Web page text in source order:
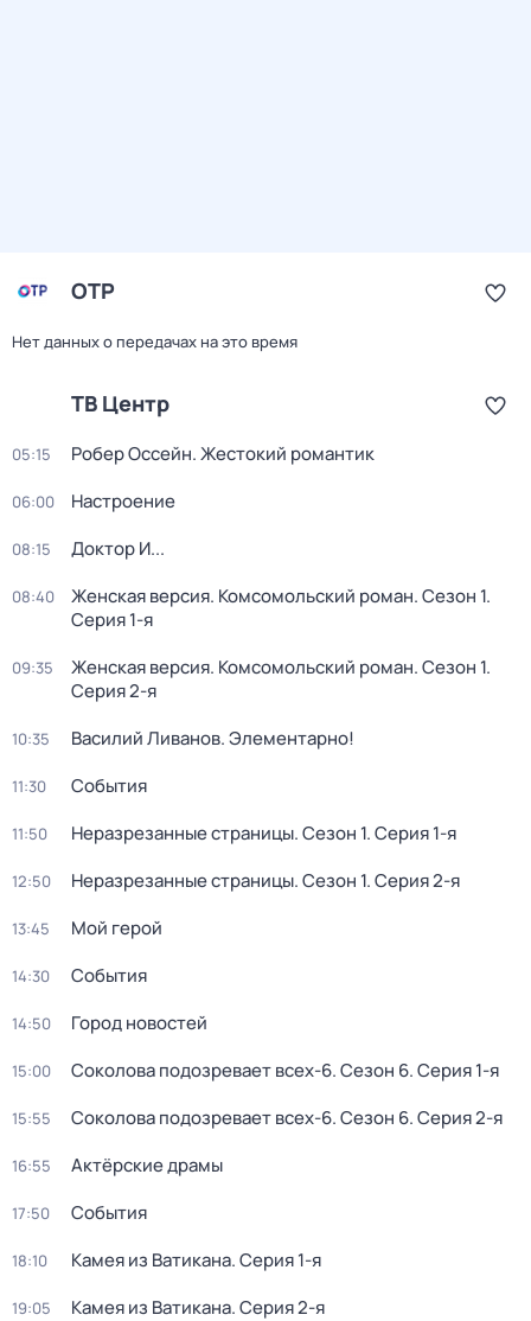
ОТР
Нет данных о передачах на это время
ТВ Центр
05:15 Робер Оссейн. Жестокий романтик
06:00 Настроение
08:15 Доктор И...
08:40 Женская версия. Комсомольский роман. Сезон 1.
Серия 1-я
09:35 Женская версия. Комсомольский роман. Сезон 1.
Серия 2-я
10:35 Василий Ливанов. Элементарно!
11:30 События
11:50 Неразрезанные страницы. Сезон 1. Серия 1-я
12:50 Неразрезанные страницы. Сезон 1. Серия 2-я
13:45 Мой герой
14:30 События
14:50 Город новостей
15:00 Соколова подозревает всех-6. Сезон 6. Серия 1-я
15:55 Соколова подозревает всех-6. Сезон 6. Серия 2-я
16:55 Актёрские драмы
17:50 События
18:10 Камея из Ватикана. Серия 1-я
19:05 Камея из Ватикана. Серия 2-я